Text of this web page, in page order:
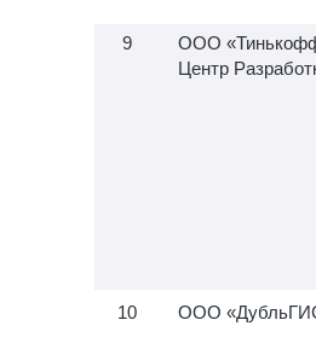
ООО
Центр
ООО